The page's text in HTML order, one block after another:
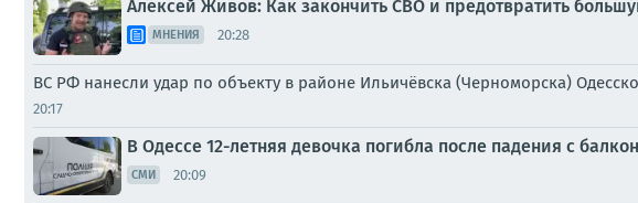
Алексей Живов: Как закончить СВО и предотвратить
МНЕНИЯ 20:28
ВС РФ нанесли удар по объекту в районе Ильичёвска (Черноморска)
20:17
В Одессе 12-летняя девочка погибла после падения с
СМИ 20:09